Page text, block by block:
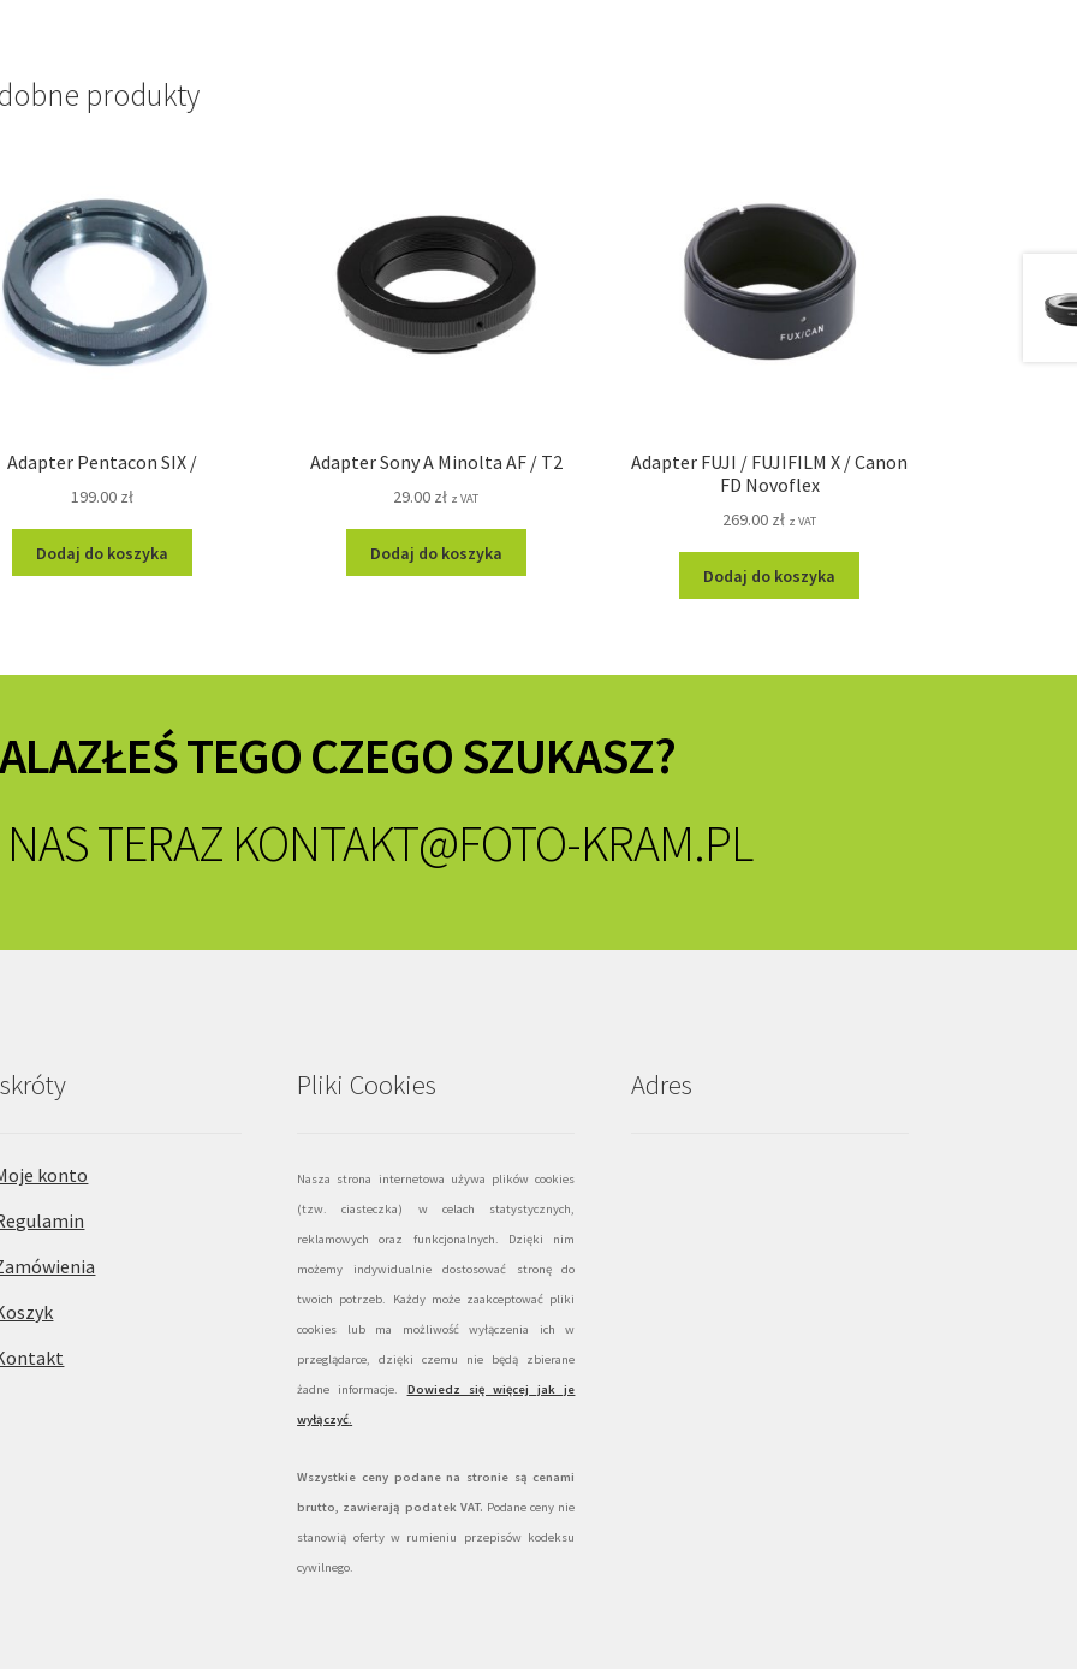
produkty
Adapter Pentacon SIX /
199.00 zł
Dodaj do koszyka
Adapter Sony A Minolta AF / T2
29.00 zł z VAT
Dodaj do koszyka
Adapter FUJI / FUJIFILM X / Canon
FD Novoflex
269.00 zł z VAT
Dodaj do koszyka
TEGO CZEGO SZUKASZ?
TERAZ KONTAKT@FOTO-KRAM.PL
konto
Pliki Cookies
Nasza strona internetowa używa plików cookies
(tzw. ciasteczka) w celach statystycznych,
reklamowych oraz funkcjonalnych. Dzięki nim
możemy indywidualnie dostosować stronę do
twoich potrzeb. Każdy może zaakceptować pliki
cookies lub ma możliwość wyłączenia ich w
przeglądarce, dzięki czemu nie będą zbierane
żadne informacje. Dowiedz się więcej jak je
wyłączyć.
Wszystkie ceny podane na stronie są cenami
brutto, zawierają podatek VAT. Podane ceny nie
stanowią oferty w rumieniu przepisów kodeksu
cywilnego.
Adres